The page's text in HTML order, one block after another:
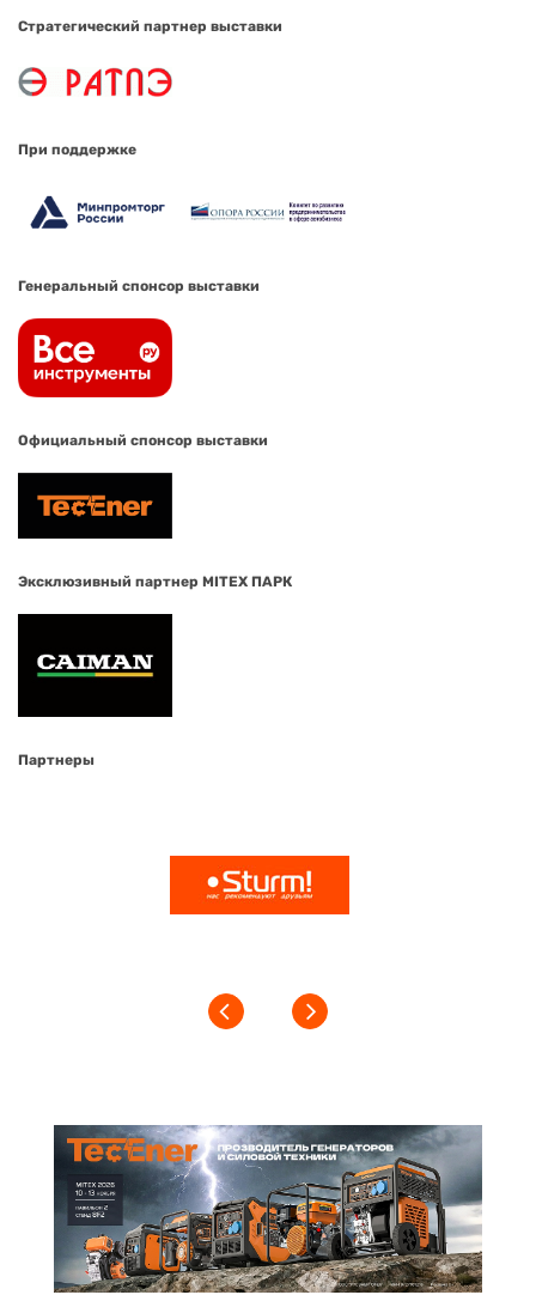
Стратегический партнер выставки
При поддержке
Генеральный спонсор выставки
Официальный спонсор выставки
Эксклюзивный партнер MITEX ПАРК
Партнеры